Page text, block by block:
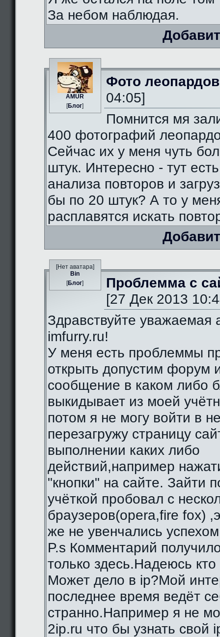
За небом наблюдая.
AMUR
[Блог]
Фото леопардов
04:05]
Помнится мя
400 фотографий
Сейчас их у меня чуть
штук. Интересно - тут
анализа повторов и
бы по 20 штук? А то у
расплавятся искать
[Нет аватара]
Bin
[Блог]
Проблемма с
[27 Дек 2013
Здравствуйте уважаемая
imfurry.ru!
У меня есть проблеммы
открыть допустим форум
сообщение в каком либо
выкидывает из моей
потом я не могу войти в
перезагружу страницу
выполнении каких либо
действий,например
"кнопки" на сайте. Зайти
учёткой пробовал с
браузеров(opera,fire fox)
же не увенчались
P.s Комментарий
только здесь.Надеюсь
Может дело в ip?Мой
последнее время ведёт
странно.Например я не
2ip.ru что бы узнать свой